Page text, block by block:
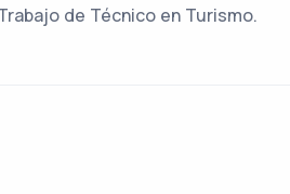
de Técnico en Turismo.